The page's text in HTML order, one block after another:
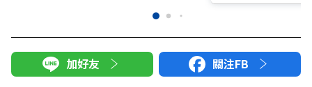
加好友 關注FB